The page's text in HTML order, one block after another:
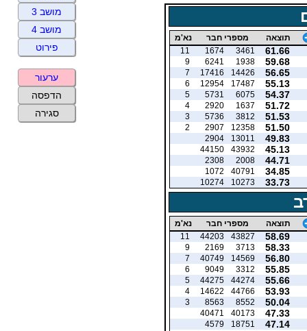
תוצאה מספרי חבר נא'מ
61.66
3461
1674
11
59.68
1938
6241
9
56.65
14426
17416
7
55.13
17487
12954
6
54.37
6075
5731
5
51.72
1637
2920
4
51.53
3812
5736
3
51.50
12358
2907
2
49.83
13011
2904
45.13
43932
44150
44.71
2008
2308
34.85
40791
1072
33.73
10273
10274
תוצאה מספרי חבר נא'מ
58.69
43827
44203
11
58.33
3713
2169
9
56.80
14569
40749
7
55.85
3312
9049
6
55.66
44274
44275
5
53.93
44766
14622
4
50.04
8552
8563
3
47.33
40173
40471
47.14
18751
4579
מושב 3
מושב 4
פירוט
ערעור
הדפסה
סגירה